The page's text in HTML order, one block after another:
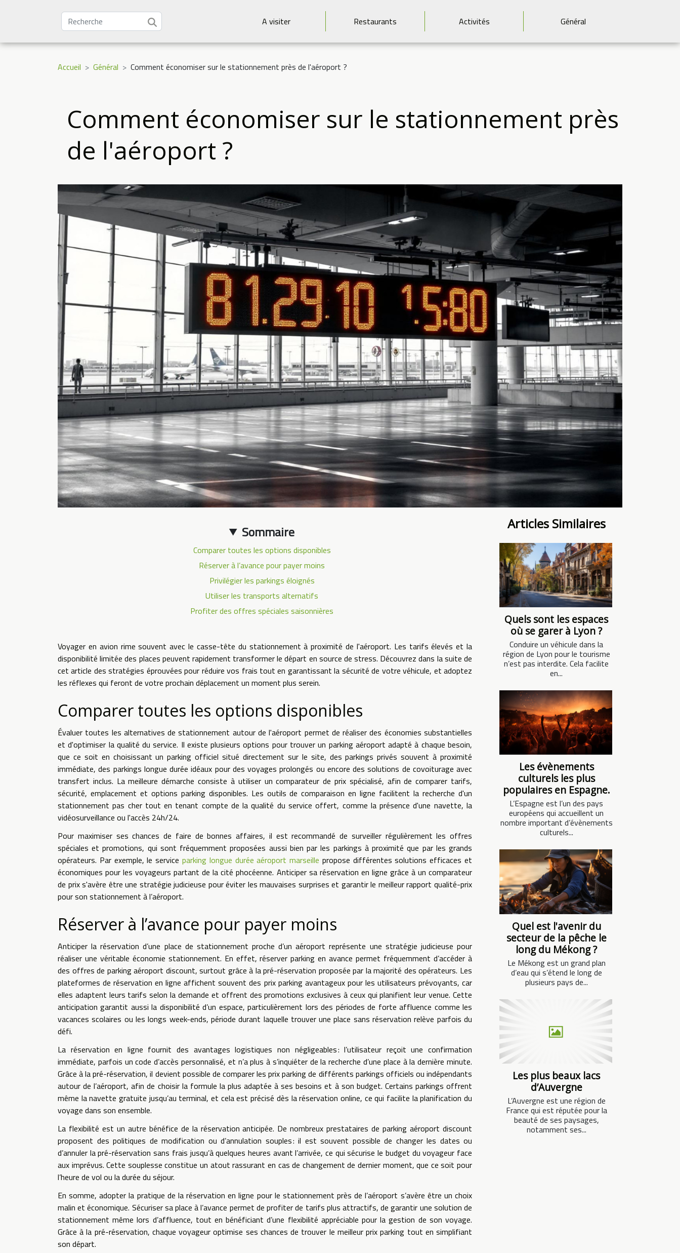
A visiter Restaurants Activités Général
Accueil Général Comment économiser sur le stationnement près de l'aéroport ?
Comment économiser sur le stationnement près
de l'aéroport ?
Sommaire
Comparer toutes les options disponibles
Réserver à l’avance pour payer moins
Privilégier les parkings éloignés
Utiliser les transports alternatifs
Profiter des offres spéciales saisonnières
Voyager en avion rime souvent avec le casse-tête du stationnement à proximité de l'aéroport. Les tarifs élevés et la
disponibilité limitée des places peuvent rapidement transformer le départ en source de stress. Découvrez dans la suite de
cet article des stratégies éprouvées pour réduire vos frais tout en garantissant la sécurité de votre véhicule, et adoptez
les réflexes qui feront de votre prochain déplacement un moment plus serein.
Comparer toutes les options disponibles
Évaluer toutes les alternatives de stationnement autour de l'aéroport permet de réaliser des économies substantielles
et d'optimiser la qualité du service. Il existe plusieurs options pour trouver un parking aéroport adapté à chaque besoin,
que ce soit en choisissant un parking officiel situé directement sur le site, des parkings privés souvent à proximité
immédiate, des parkings longue durée idéaux pour des voyages prolongés ou encore des solutions de covoiturage avec
transfert inclus. La meilleure démarche consiste à utiliser un comparateur de prix spécialisé, afin de comparer tarifs,
sécurité, emplacement et options parking disponibles. Les outils de comparaison en ligne facilitent la recherche d'un
stationnement pas cher tout en tenant compte de la qualité du service offert, comme la présence d'une navette, la
vidéosurveillance ou l'accès 24h/24.
Pour maximiser ses chances de faire de bonnes affaires, il est recommandé de surveiller régulièrement les offres
spéciales et promotions, qui sont fréquemment proposées aussi bien par les parkings à proximité que par les grands
opérateurs. Par exemple, le service parking longue durée aéroport marseille propose différentes solutions efficaces et
économiques pour les voyageurs partant de la cité phocéenne. Anticiper sa réservation en ligne grâce à un comparateur
de prix s'avère être une stratégie judicieuse pour éviter les mauvaises surprises et garantir le meilleur rapport qualité-prix
pour son stationnement à l’aéroport.
Réserver à l’avance pour payer moins
Anticiper la réservation d’une place de stationnement proche d’un aéroport représente une stratégie judicieuse pour
réaliser une véritable économie stationnement. En effet, réserver parking en avance permet fréquemment d’accéder à
des offres de parking aéroport discount, surtout grâce à la pré-réservation proposée par la majorité des opérateurs. Les
plateformes de réservation en ligne affichent souvent des prix parking avantageux pour les utilisateurs prévoyants, car
elles adaptent leurs tarifs selon la demande et offrent des promotions exclusives à ceux qui planifient leur venue. Cette
anticipation garantit aussi la disponibilité d’un espace, particulièrement lors des périodes de forte affluence comme les
vacances scolaires ou les longs week-ends, période durant laquelle trouver une place sans réservation relève parfois du
défi.
La réservation en ligne fournit des avantages logistiques non négligeables : l’utilisateur reçoit une confirmation
immédiate, parfois un code d’accès personnalisé, et n’a plus à s’inquiéter de la recherche d’une place à la dernière minute.
Grâce à la pré-réservation, il devient possible de comparer les prix parking de différents parkings officiels ou indépendants
autour de l’aéroport, afin de choisir la formule la plus adaptée à ses besoins et à son budget. Certains parkings offrent
même la navette gratuite jusqu’au terminal, et cela est précisé dès la réservation online, ce qui facilite la planification du
voyage dans son ensemble.
La flexibilité est un autre bénéfice de la réservation anticipée. De nombreux prestataires de parking aéroport discount
proposent des politiques de modification ou d’annulation souples : il est souvent possible de changer les dates ou
d’annuler la pré-réservation sans frais jusqu’à quelques heures avant l’arrivée, ce qui sécurise le budget du voyageur face
aux imprévus. Cette souplesse constitue un atout rassurant en cas de changement de dernier moment, que ce soit pour
l’heure de vol ou la durée du séjour.
En somme, adopter la pratique de la réservation en ligne pour le stationnement près de l’aéroport s’avère être un choix
malin et économique. Sécuriser sa place à l’avance permet de profiter de tarifs plus attractifs, de garantir une solution de
stationnement même lors d’affluence, tout en bénéficiant d’une flexibilité appréciable pour la gestion de son voyage.
Grâce à la pré-réservation, chaque voyageur optimise ses chances de trouver le meilleur prix parking tout en simplifiant
son départ.
Articles Similaires
Quels sont les espaces
où se garer à Lyon ?
Conduire un véhicule dans la
région de Lyon pour le tourisme
n’est pas interdite. Cela facilite
en...
Les évènements
culturels les plus
populaires en Espagne.
L’Espagne est l’un des pays
européens qui accueillent un
nombre important d’évènements
culturels...
Quel est l'avenir du
secteur de la pêche le
long du Mékong ?
Le Mékong est un grand plan
d’eau qui s’étend le long de
plusieurs pays de...
Les plus beaux lacs
d’Auvergne
L’Auvergne est une région de
France qui est réputée pour la
beauté de ses paysages,
notamment ses...